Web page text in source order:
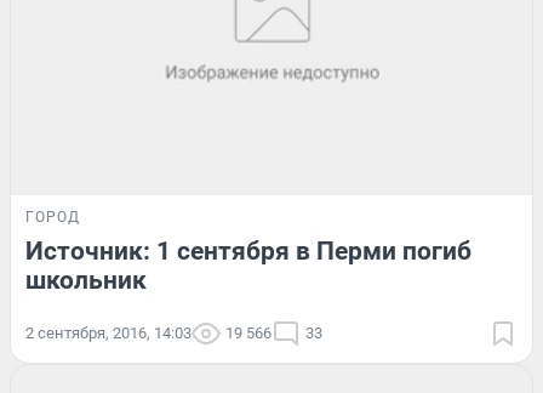
ГОРОД
Источник: 1 сентября в Перми погиб
школьник
2 сентября, 2016, 14:03 19 566 33